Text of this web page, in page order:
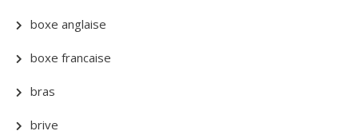
boxe anglaise
boxe francaise
bras
brive